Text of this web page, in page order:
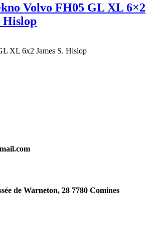
Volvo FH05 GL XL 6×2
Hislop
XL 6x2 James S. Hislop
de Warneton, 28 7780 Comines